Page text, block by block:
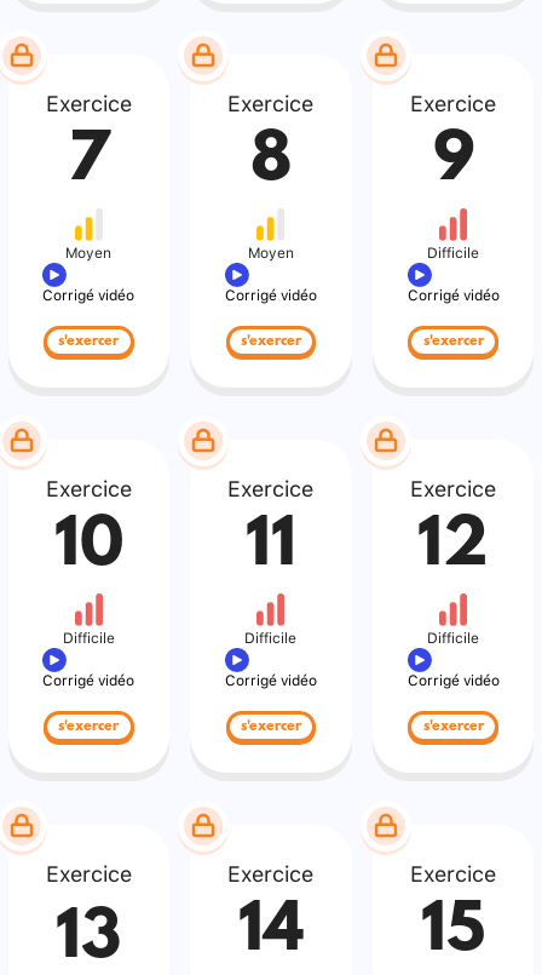
Exercice
7
Moyen
Corrigé vidéo
s'exercer
Exercice
8
Moyen
Corrigé vidéo
s'exercer
Exercice
9
Difficile
Corrigé vidéo
s'exercer
Exercice
10
Difficile
Corrigé vidéo
s'exercer
Exercice
11
Difficile
Corrigé vidéo
s'exercer
Exercice
12
Difficile
Corrigé vidéo
s'exercer
Exercice
13
Exercice
14
Exercice
15